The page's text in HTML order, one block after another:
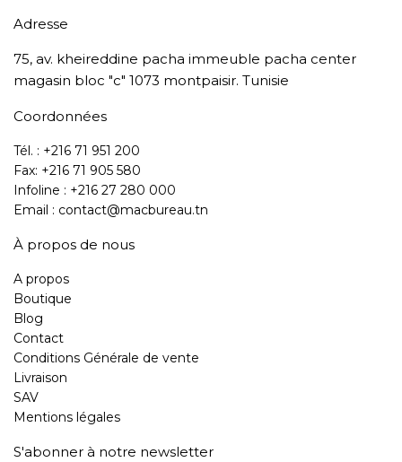
Adresse
75, av. kheireddine pacha immeuble pacha center
magasin bloc "c" 1073 montpaisir. Tunisie
Coordonnées
Tél. : +216 71 951 200
Fax: +216 71 905 580
Infoline : +216 27 280 000
Email : contact@macbureau.tn
À propos de nous
A propos
Boutique
Blog
Contact
Conditions Générale de vente
Livraison
SAV
Mentions légales
S'abonner à notre newsletter